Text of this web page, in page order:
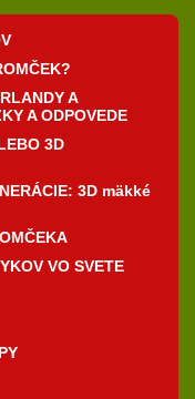
A
A ODPOVEDE
3D
3D mäkké
VO SVETE